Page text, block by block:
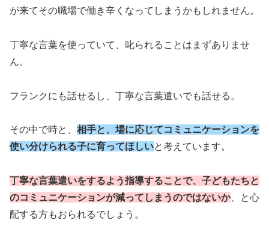
が来てその職場で働き辛くなってしまうかもしれません。
丁寧な言葉を使っていて、叱られることはまずありませ
ん。
フランクにも話せるし、丁寧な言葉遣いでも話せる。
その中で時と、 相手と、場に応じてコミュニケーションを
使い分けられる子に育ってほしいと考えています。
丁寧な言葉遣いをするよう指導することで、子どもたちと
のコミュニケーションが減ってしまうのではないか、と心
配する方もおられるでしょう。